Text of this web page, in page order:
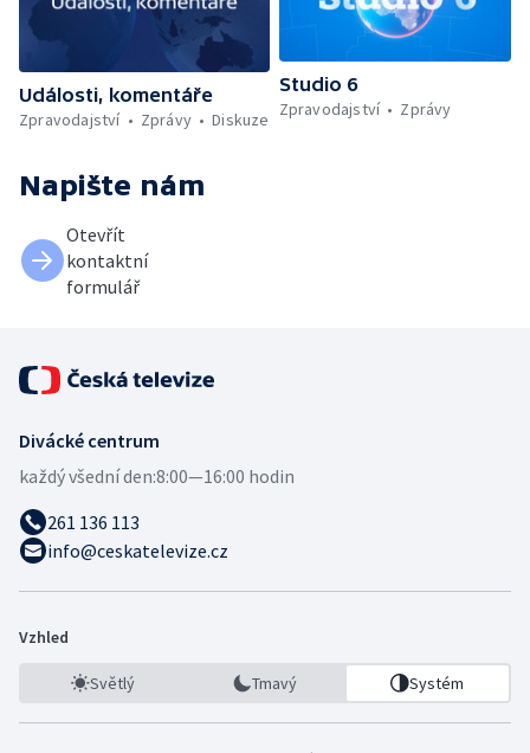
Události, komentáře
Zpravodajství
Zprávy Diskuze
Studio 6
Zpravodajství
Zprávy
Napište nám
Otevřít
kontaktní
formulář
Divácké centrum
každý všední den:8:00—16:00 hodin
261 136 113
info@ceskatelevize.cz
Vzhled
Světlý Tmavý Systém